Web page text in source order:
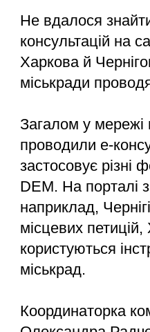
Не вдалося
консультацій на
Харкова й
міськради
Загалом у мережі
проводили е-
застосовує
DEM. На порталі
наприклад,
місцевих
користуються
міськрад.
Координаторка